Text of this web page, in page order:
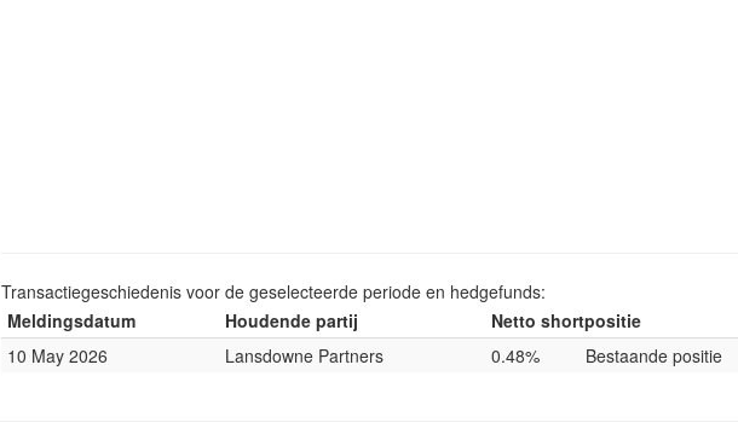
Transactiegeschiedenis voor de geselecteerde periode en hedgefunds:
Meldingsdatum
Houdende partij
Netto shortpositie
10 May 2026
Lansdowne Partners 0.48% Bestaande positie